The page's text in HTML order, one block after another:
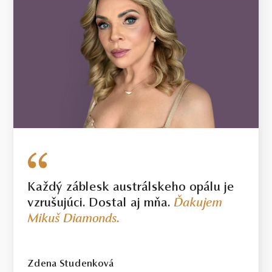
Top / vysoká kvalita
Diamant spĺňajúci najprísnejšie kritériá krásy, farby a čistoty. Pre
tých, ktorí chcú to najlepšie, bez kompromisov.
Certifikácia diamantov
Všetky naše diamanty o hmotnosti 0,30ct a vyššej sú certifikované
laboratóriom GIA, čo predstavuje základ pre objektívne a
medzinárodne uznávané porovnanie kvality diamantov. Všetky naše
organizáciou na Slovensku,
šperku radíme spozornieť, ak je certifikát, ktorý je k šperku dodaný,
vystavený priamo klenotníkom ktorý šperk predáva. Viac o
certifikácii diamantov sa dozviete aj v našich dvoch videách –
certifikát diamantu je najlepší
Certifikácia diamantov na Slovensku.
Každý záblesk austrálskeho opálu je
vzrušujúci. Dostal aj mňa.Ďakujem
Mikuš Diamonds.
Zdena Studenková